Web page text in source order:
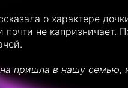
о характере
не капризничает.
пришла в нашу семью,